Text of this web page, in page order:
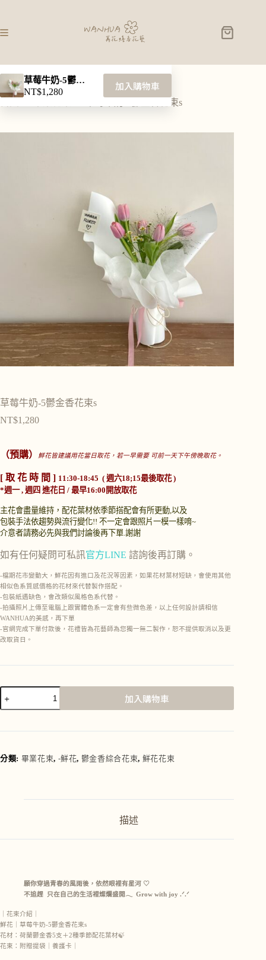
草莓牛奶-5鬱金香花束s
NT$1,280 加入購物車
草莓牛奶-5鬱金香花束s
草莓牛奶-5鬱金香花束s
NT$1,280
（預購） 鮮花皆建議用花當日取花，若一早需要 可前一天下午傍晚取花。
[ 取 花 時 間 ] 11:30-18:45 ( 週六18;15最後取花 )
*週一 , 週四 進花日 / 最早16:00開放取花
主花會盡量維持，配花葉材依季節搭配會有所更動,以及
包裝手法依趨勢與流行變化!! 不一定會跟照片一模一樣唷~
介意者請務必先與我們討論後再下單.謝謝
如有任何疑問可私訊官方LINE 諮詢後再訂購。
-檔期花市變動大，鮮花因有進口及花況等因素，如果花材葉材短缺，會使用其他
相似色系質感價格的花材來代替製作搭配。
-包裝紙遇缺色，會改類似風格色系代替。
-拍攝照片上傳至電腦上跟實體色系一定會有些微色差，以上任何設計請相信
WANHUA的美感，再下單
-官網完成下單付款後，花禮皆為花藝師為您獨一無二製作，恕不提供取消以及更
改取貨日。
加入購物車
r
分類: 畢業花束, -鮮花, 鬱金香綜合花束, 鮮花花束
描述
願你穿過青春的風雨後，依然眼裡有星河 ♡
不追趕 只在自己的生活裡燦爛盛開𓂃 Grow with joy .ᐟ.ᐟ
｜花束介紹｜
鮮花｜草莓牛奶-5鬱金香花束s
花材：荷蘭鬱金香5支＋2種季節配花葉材🍃
花束：附贈提袋｜養護卡｜